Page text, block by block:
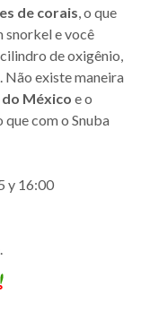
de corais, o que
snorkel e você
de oxigênio,
Não existe maneira
México e o
com o Snuba
y 16:00